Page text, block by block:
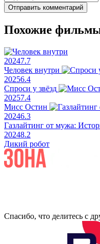
Отправить комментарий
Похожие
20247.7
Человек внутри
20256.4
Спроси у звёзд
20257.4
Мисс Остин
20246.3
Газлайтинг от мужа:
20248.2
Дикий робот
Спасибо, что делитесь с